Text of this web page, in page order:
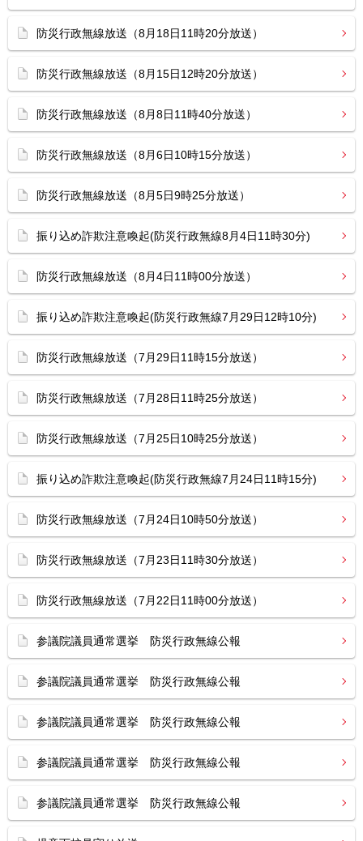
防災行政無線放送（8月18日11時20分放送）
防災行政無線放送（8月15日12時20分放送）
防災行政無線放送（8月8日11時40分放送）
防災行政無線放送（8月6日10時15分放送）
防災行政無線放送（8月5日9時25分放送）
振り込め詐欺注意喚起(防災行政無線8月4日11時30分)
防災行政無線放送（8月4日11時00分放送）
振り込め詐欺注意喚起(防災行政無線7月29日12時10分)
防災行政無線放送（7月29日11時15分放送）
防災行政無線放送（7月28日11時25分放送）
防災行政無線放送（7月25日10時25分放送）
振り込め詐欺注意喚起(防災行政無線7月24日11時15分)
防災行政無線放送（7月24日10時50分放送）
防災行政無線放送（7月23日11時30分放送）
防災行政無線放送（7月22日11時00分放送）
参議院議員通常選挙 防災行政無線公報
参議院議員通常選挙 防災行政無線公報
参議院議員通常選挙 防災行政無線公報
参議院議員通常選挙 防災行政無線公報
参議院議員通常選挙 防災行政無線公報